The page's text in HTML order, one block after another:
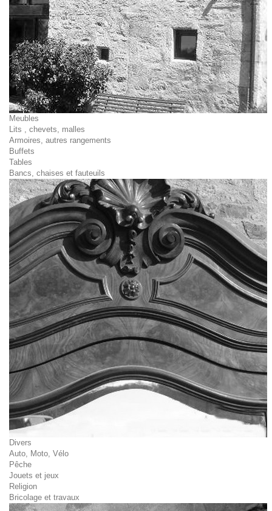
Meubles
Lits , chevets, malles
Armoires, autres rangements
Buffets
Tables
Bancs, chaises et fauteuils
Divers
Auto, Moto, Vélo
Pêche
Jouets et jeux
Religion
Bricolage et travaux